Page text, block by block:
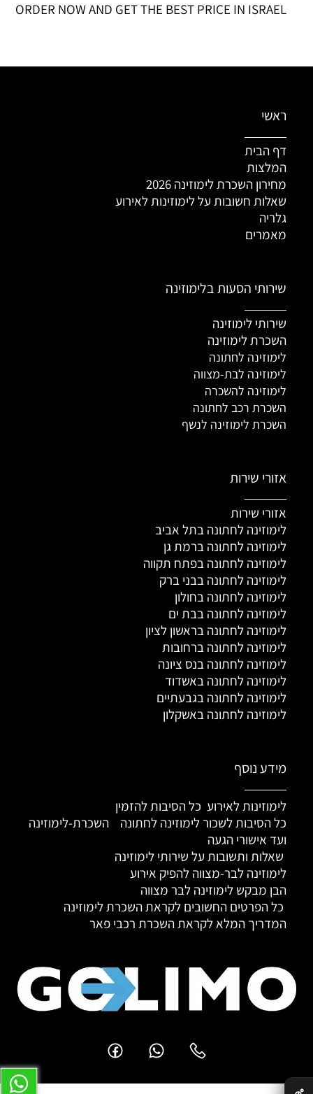
ORDER NOW AND GET THE BEST PRICE IN ISRAEL
ראשי
דף הבית
המלצות
מחירון השכרת לימוזינה 2026
שאלות חשובות על לימוזינות לאירוע
גלריה
מאמרים
שירותי הסעות בלימוזינה
שירותי לימוזינה
השכרת לימוזינה
לימוזינה לחתונה
לימוזינה לבת-מצווה
לימוזינה להשכרה
השכרת רכב לחתונה
השכרת לימוזינה לנשף
אזורי שירות
אזורי שירות
לימוזינה לחתונה בתל אביב
לימוזינה לחתונה ברמת גן
לימוזינה לחתונה בפתח תקווה
לימוזינה לחתונה בבני ברק
לימוזינה לחתונה בחולון
לימוזינה לחתונה בבת ים
לימוזינה לחתונה בראשון לציון
לימוזינה לחתונה ברחובות
לימוזינה לחתונה בנס ציונה
לימוזינה לחתונה באשדוד
לימוזינה לחתונה בגבעתיים
לימוזינה לחתונה באשקלון
מידע נוסף
לימוזינות לאירוע כל הסיבות להזמין
כל הסיבות לשכור לימוזינה לחתונה
השכרת-לימוזינה
ועד אישורי הגעה
שאלות ותשובות על שירותי לימוזינה
לימוזינה לבר-מצווה להפיק אירוע
הבן מבקש לימוזינה לבר מצווה
כל הפרטים החשובים לקראת השכרת לימוזינה
המדריך המלא לקראת השכרת רכבי פאר